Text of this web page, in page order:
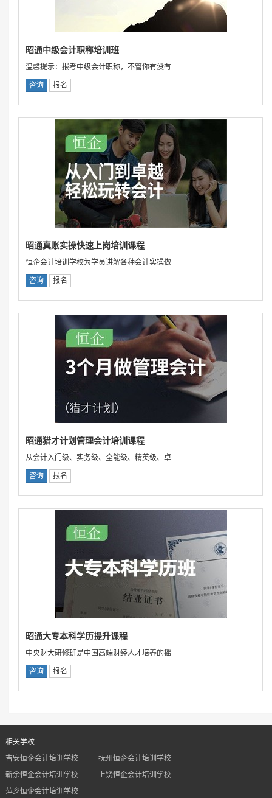
昭通中级会计职称培训班
温馨提示：报考中级会计职称，不管你有没有
咨询 报名
昭通真账实操快速上岗培训课程
恒企会计培训学校为学员讲解各种会计实操做
咨询 报名
昭通猎才计划管理会计培训课程
从会计入门级、实务级、全能级、精英级、卓
咨询 报名
昭通大专本科学历提升课程
中央财大研修班是中国高端财经人才培养的摇
咨询 报名
相关学校
吉安恒企会计培训学校
抚州恒企会计培训学校
新余恒企会计培训学校
上饶恒企会计培训学校
萍乡恒企会计培训学校